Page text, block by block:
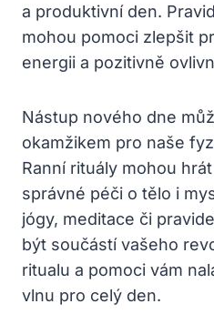
a produktivní den.
mohou pomoci zlepšit
energii a pozitivně
Nástup nového dne
okamžikem pro naše
Ranní rituály mohou
správné péči o tělo i
jógy, meditace či
být součástí vašeho
ritualu a pomoci vám
vlnu pro celý den.